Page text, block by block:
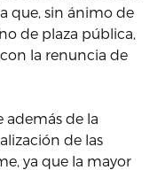
que, sin ánimo de
de plaza pública,
la renuncia de
además de la
de las
ya que la mayor